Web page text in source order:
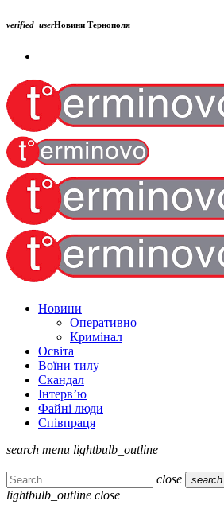
verified_userНовини Тернополя
Новини
Оперативно
Кримінал
Освіта
Воїни тилу
Скандал
Інтерв’ю
Файні люди
Співпраця
search menu lightbulb_outline
close search
lightbulb_outline close